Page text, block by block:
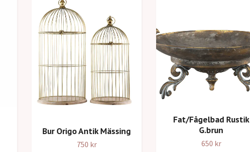
Bur Origo Antik Mässing
750 kr
Fat/Fågelbad Rustik
G.brun
650 kr